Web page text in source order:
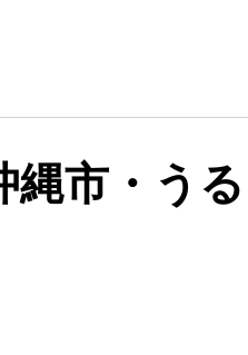
市・うる